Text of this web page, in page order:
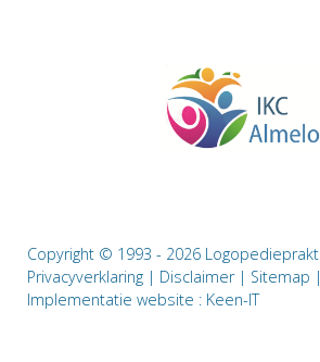
Copyright © 1993 - 2026
Privacyverklaring | Disclaimer| Sitemap |
Implementatie website : Keen-IT